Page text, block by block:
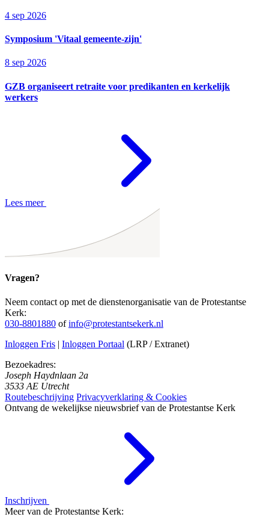
4 sep 2026
Symposium 'Vitaal gemeente-zijn'
8 sep 2026
GZB organiseert retraite voor predikanten en kerkelijk
werkers
Lees meer
Vragen?
Neem contact op met de dienstenorganisatie van de Protestantse
Kerk:
030-8801880 ofinfo@protestantsekerk.nl
Inloggen Fris | Inloggen Portaal (LRP / Extranet)
Bezoekadres:
Joseph Haydnlaan 2a
3533 AE Utrecht
Routebeschrijving Privacyverklaring & Cookies
Ontvang de wekelijkse nieuwsbrief van de Protestantse Kerk
Inschrijven
Meer van de Protestantse Kerk: